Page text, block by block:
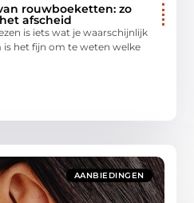
rouwboeketten: zo
afscheid
is iets wat je waarschijnlijk
is het fijn om te weten welke
AANBIEDINGEN